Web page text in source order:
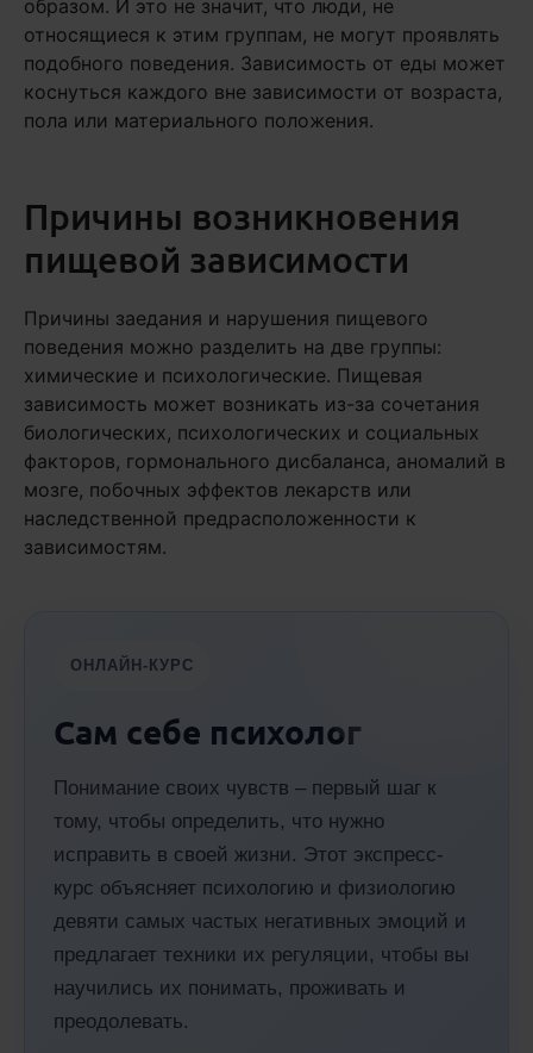
образом. И это не значит, что люди, не
относящиеся к этим группам, не могут проявлять
подобного поведения. Зависимость от еды может
коснуться каждого вне зависимости от возраста,
пола или материального положения.
Причины возникновения
пищевой зависимости
Причины заедания и нарушения пищевого
поведения можно разделить на две группы:
химические и психологические. Пищевая
зависимость может возникать из-за сочетания
биологических, психологических и социальных
факторов, гормонального дисбаланса, аномалий в
мозге, побочных эффектов лекарств или
наследственной предрасположенности к
зависимостям.
ОНЛАЙН-КУРС
Сам себе психолог
Понимание своих чувств – первый шаг к
тому, чтобы определить, что нужно
исправить в своей жизни. Этот экспресс-
курс объясняет психологию и физиологию
девяти самых частых негативных эмоций и
предлагает техники их регуляции, чтобы вы
научились их понимать, проживать и
преодолевать.